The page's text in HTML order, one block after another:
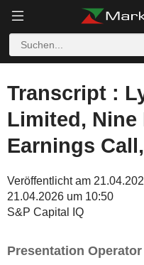
Transcript :
Limited, Nine
Earnings
Veröffentlicht am
21.04.2026 um 10:50
S&P Capital IQ
Presentation